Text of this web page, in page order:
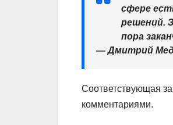
сфере
решений.
пора
— Дмитрий
Соответствующая
комментариями.